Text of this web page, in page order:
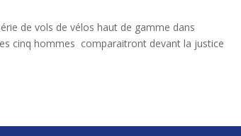
de vols de vélos haut de gamme dans
cinq hommes comparaitront devant la justice